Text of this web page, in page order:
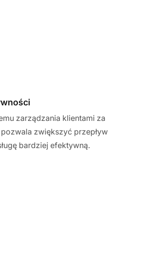
zarządzania klientami za
zwiększyć przepływ
bardziej efektywną.